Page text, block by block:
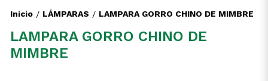
Inicio / LÁMPARAS / LAMPARA GORRO CHINO DE MIMBRE
LAMPARA GORRO CHINO DE
MIMBRE